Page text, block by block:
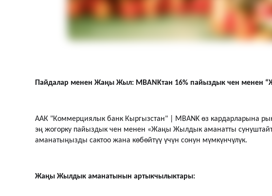
Пайдалар менен Жаңы Жыл: MBANKтан 16% пайыздык чен менен
ААК "Коммерциялык банк Кыргызстан" | MBANK өз кардарларына
эң жогорку пайыздык чен менен «Жаңы Жылдык аманатты
аманатыңызды сактоо жана көбөйтүү үчүн сонун мүмкүнчүлүк.
Жаңы Жылдык аманатынын артыкчылыктары: